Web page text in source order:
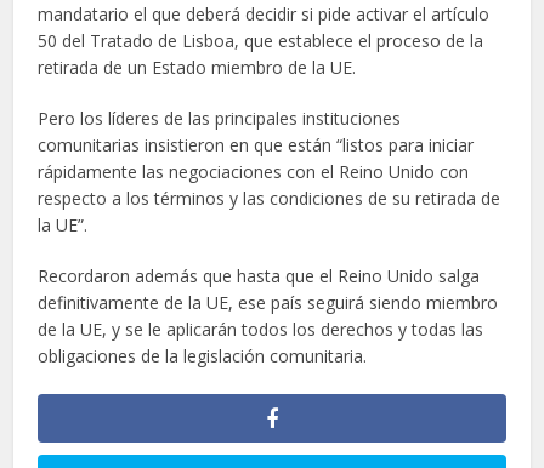
mandatario el que deberá decidir si pide activar el artículo
50 del Tratado de Lisboa, que establece el proceso de la
retirada de un Estado miembro de la UE.
Pero los líderes de las principales instituciones
comunitarias insistieron en que están “listos para iniciar
rápidamente las negociaciones con el Reino Unido con
respecto a los términos y las condiciones de su retirada de
la UE”.
Recordaron además que hasta que el Reino Unido salga
definitivamente de la UE, ese país seguirá siendo miembro
de la UE, y se le aplicarán todos los derechos y todas las
obligaciones de la legislación comunitaria.